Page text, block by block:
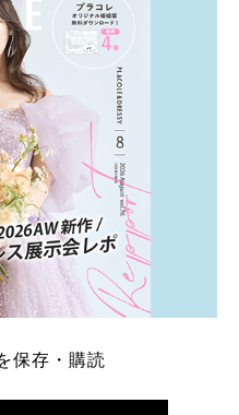
診断で候補を絞れる「ウェディ
か、体験型 […]続きを読む
保存・購読